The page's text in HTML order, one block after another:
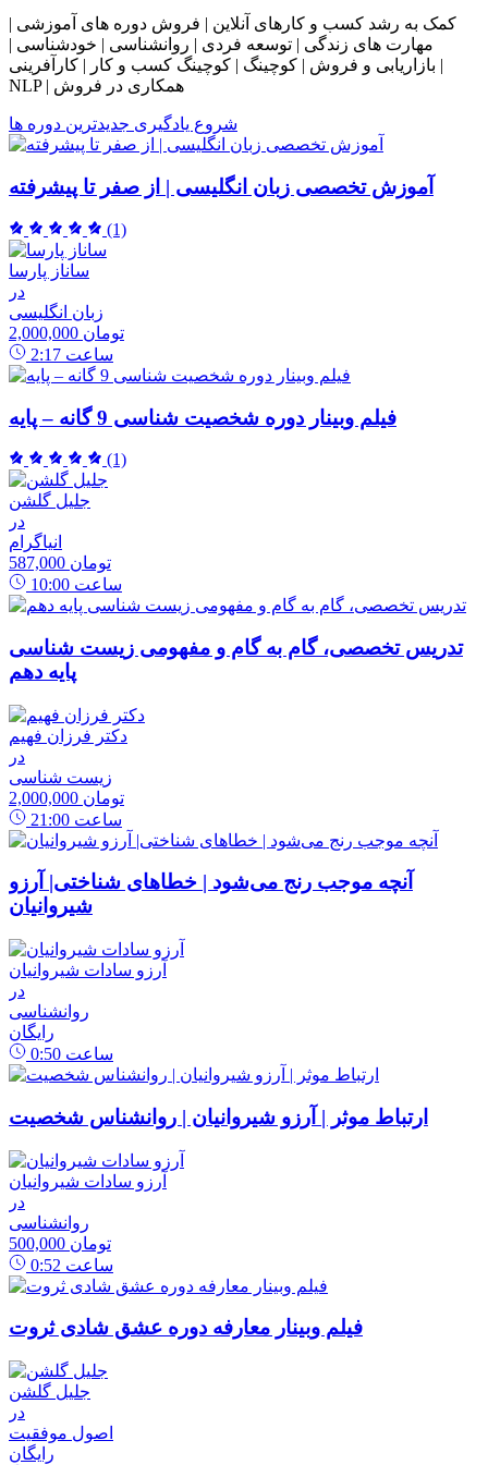
کمک به رشد کسب و کارهای آنلاین | فروش دوره های آموزشی |
مهارت های زندگی | توسعه فردی | روانشناسی | خودشناسی |
بازاریابی و فروش | کوچینگ | کوچینگ کسب و کار | کارآفرینی |
NLP | همکاری در فروش
شروع یادگیری جدیدترین دوره ها
آموزش تخصصی زبان انگلیسی | از صفر تا پیشرفته
(1)
ساناز پارسا
در
زبان انگلیسی
2,000,000 تومان
2:17 ساعت
فیلم وبینار دوره شخصیت شناسی 9 گانه – پایه
(1)
جلیل گلشن
در
انیاگرام
587,000 تومان
10:00 ساعت
تدریس تخصصی، گام به گام و مفهومی زیست شناسی
پایه دهم
دکتر فرزان فهیم
در
زیست شناسی
2,000,000 تومان
21:00 ساعت
آنچه موجب رنج می‌شود | خطاهای شناختی| آرزو
شیروانیان
آرزو سادات شیروانیان
در
روانشناسی
رایگان
0:50 ساعت
ارتباط موثر | آرزو شیروانیان | روانشناس شخصیت
آرزو سادات شیروانیان
در
روانشناسی
500,000 تومان
0:52 ساعت
فیلم وبینار معارفه دوره عشق شادی ثروت
جلیل گلشن
در
اصول موفقیت
رایگان